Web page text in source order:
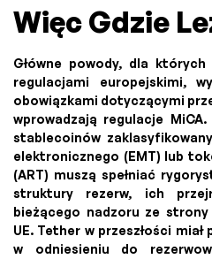
Więc Gdzie
Główne powody, dla
regulacjami europejskimi,
obowiązkami dotyczącymi
wprowadzają regulacje
stablecoinów
elektronicznego (EMT) lub
(ART) muszą spełniać
struktury rezerw, ich
bieżącego nadzoru ze
UE. Tether w przeszłości
w odniesieniu do